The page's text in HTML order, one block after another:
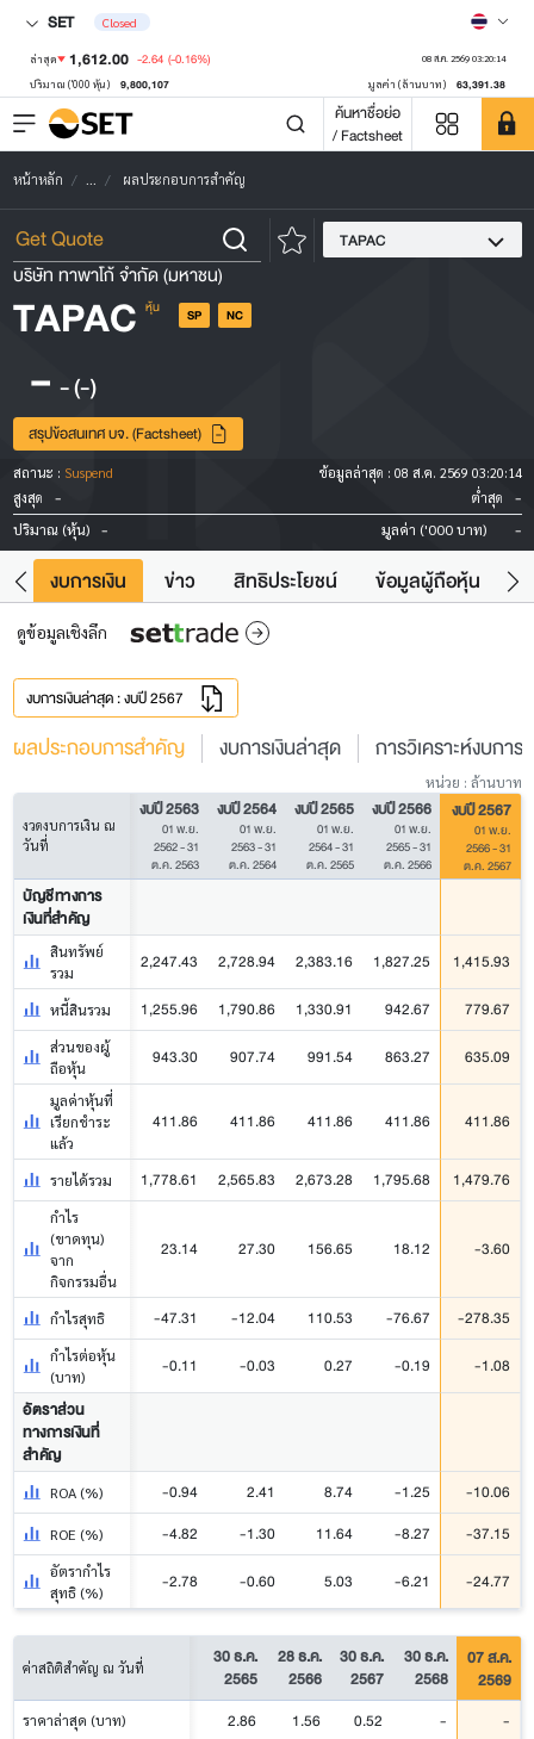
SET Closed
ล่าสุด 1,612.00 -2.64 (-0.16%) 08 ส.ค. 2569 03:20:14
ปริมาณ ('000 หุ้น) 9,800,107 มูลค่า (ล้านบาท) 63,391.38
ค้นหาชื่อย่อ
/ Factsheet
หน้าหลัก ... ผลประกอบการสำคัญ
TAPAC
บริษัท ทาพาโก้ จำกัด (มหาชน)
TAPAC หุ้น SP NC
- -(-)
สรุปข้อสนเทศ บจ. (Factsheet)
สถานะ : Suspend ข้อมูลล่าสุด : 08 ส.ค. 2569 03:20:14
สูงสุด
- ต่ำสุด -
ปริมาณ (หุ้น) - มูลค่า ('000 บาท) -
งบการเงิน ข่าว สิทธิประโยชน์ ข้อมูลผู้ถือหุ้น
ดูข้อมูลเชิงลึก
งบการเงินล่าสุด : งบปี 2567
ผลประกอบการสำคัญ งบการเงินล่าสุด การวิเคราะห์งบการ
หน่วย : ล้านบาท
งวดงบการเงิน ณ
วันที่
งบปี 2563
01 พ.ย.
2562 - 31
ต.ค. 2563
งบปี 2564
01 พ.ย.
2563 - 31
ต.ค. 2564
งบปี 2565
01 พ.ย.
2564 - 31
ต.ค. 2565
งบปี 2566
01 พ.ย.
2565 - 31
ต.ค. 2566
งบปี 2567
01 พ.ย.
2566 - 31
ต.ค. 2567
บัญชีทางการ
เงินที่สำคัญ
สินทรัพย์
รวม
2,247.43 2,728.94 2,383.16 1,827.25 1,415.93
หนี้สินรวม 1,255.96 1,790.86 1,330.91 942.67 779.67
ส่วนของผู้
ถือหุ้น
943.30 907.74 991.54 863.27 635.09
มูลค่าหุ้นที่
เรียกชำระ
แล้ว
411.86 411.86 411.86 411.86 411.86
รายได้รวม 1,778.61 2,565.83 2,673.28 1,795.68 1,479.76
กำไร
(ขาดทุน)
จาก
กิจกรรมอื่น
23.14 27.30 156.65 18.12 -3.60
กำไรสุทธิ -47.31 -12.04 110.53 -76.67 -278.35
กำไรต่อหุ้น
(บาท)
-0.11 -0.03 0.27 -0.19
-1.08
อัตราส่วน
ทางการเงินที่
สำคัญ
ROA (%) -0.94 2.41 8.74 -1.25 -10.06
ROE (%) -4.82 -1.30 11.64 -8.27 -37.15
อัตรากำไร
สุทธิ (%)
-2.78 -0.60 5.03 -6.21 -24.77
ค่าสถิติสำคัญ ณ วันที่
30 ธ.ค.
2565
28 ธ.ค.
2566
30 ธ.ค.
2567
30 ธ.ค.
2568
07 ส.ค.
2569
ราคาล่าสุด (บาท) 2.86 1.56 0.52 - -